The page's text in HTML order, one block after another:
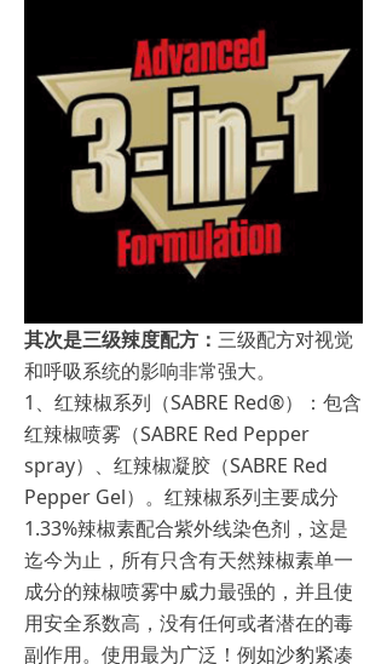
其次是三级辣度配方： 三级配方对视觉
和呼吸系统的影响非常强大。
1、红辣椒系列（SABRE Red®）：包含
红辣椒喷雾（SABRE Red Pepper
spray）、红辣椒凝胶（SABRE Red
Pepper Gel）。红辣椒系列主要成分
1.33%辣椒素配合紫外线染色剂，这是
迄今为止，所有只含有天然辣椒素单一
成分的辣椒喷雾中威力最强的，并且使
用安全系数高，没有任何或者潜在的毒
副作用。使用最为广泛！例如沙豹紧凑